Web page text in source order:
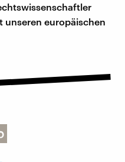
europäischen